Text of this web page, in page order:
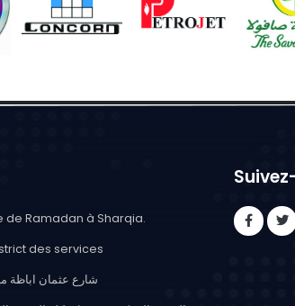
de Ramadan à Sharqia.
des services
30 شارع عثمان